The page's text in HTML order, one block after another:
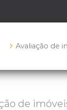
Avaliação de
de